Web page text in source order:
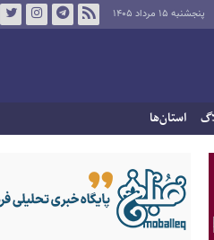
پنجشنبه ۱۵ مرداد ۱۴۰۵
استان‌ها